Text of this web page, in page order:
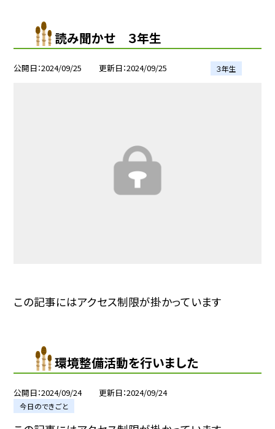
読み聞かせ ３年生
公開日 2024/09/25 更新日 2024/09/25 ３年生
この記事にはアクセス制限が掛かっています
環境整備活動を行いました
公開日 2024/09/24 更新日 2024/09/24
今日のできごと